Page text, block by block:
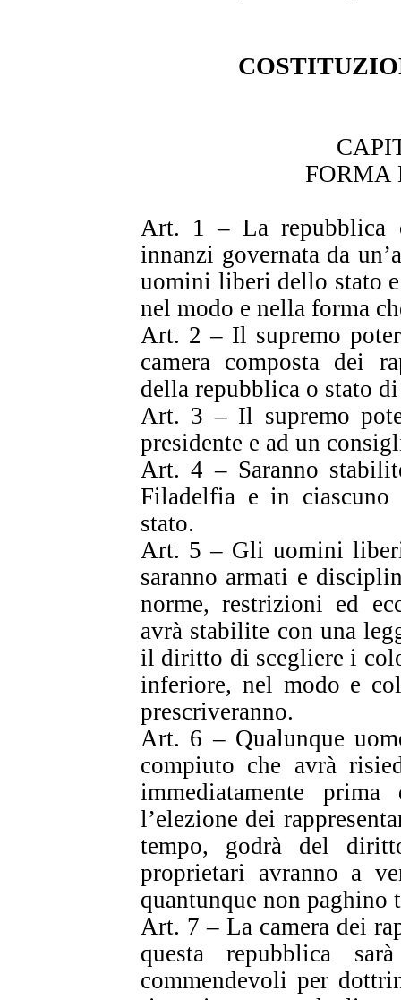
FORMA
Art. 1 – La repubblica
innanzi governata da
uomini liberi dello stato
nel modo e nella forma
Art. 2 – Il supremo
camera composta dei
della repubblica o stato
Art. 3 – Il supremo
presidente e ad un
Art. 4 – Saranno
Filadelfia e in ciascuno
stato.
Art. 5 – Gli uomini
saranno armati e
norme, restrizioni ed
avrà stabilite con una
il diritto di scegliere i
inferiore, nel modo e
prescriveranno.
Art. 6 – Qualunque
compiuto che avrà
immediatamente
l’elezione dei
tempo, godrà del
proprietari avranno a
quantunque non paghino
Art. 7 – La camera dei
questa repubblica
commendevoli per